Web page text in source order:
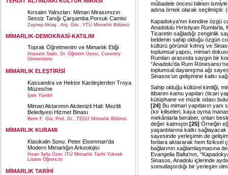
Kırsalın Yalnızları: Mimari Mirasımızın
Sessiz Tanığı Çarşamba Porsuk Camisi
Zeynep Aktaş , Arş. Gör., YTÜ Mimarlık Bölümü
MİMARLIK-DEMOKRASİ-KATILIM
Toprak Öğretmenim ve Mimarlık Etiği
Hossein Sadri, Dr. Öğretim Üyesi, Coventry
Üniversitesi
MİMARLIK ELEŞTİRİSİ
Kassandra ve Hektor Kardeşlerden Troya
Müzesi’ne
İpek Yürekli
Mimari Aktarımın Akdenizli Hali: Mezitli
Belediyesi Hizmet Binası
Berin F. Gür, Prof. Dr., TEDÜ Mimarlık Bölümü
MİMARLIK KURAMI
Klasikalin Sonu: Peter Eisenman'da
Modern Mimarlığın Arkeolojisi
İhsan Sefa Özer, İTÜ Mimarlık Tarihi Yüksek
Lisans Öğrencisi
MİMARLIK TARİHİ
mübadele öncesi bilinen
adına örnek olarak seçilmiştir. (
Kapadokya’nın kendine özgü
Anadolulu Hıristiyan Rumlarla,
Ticaretin sağladığı zenginlik
beldenin sahip olduğu özgün
kültürü görünür kılmış ve
toplumsal yapısı, mimari
Rumları arasında saygın bir
“Anadolu’da Rum
toplumsal dayanışma ağı
Sinasos’un gelişimine katkı
Sahip olduğu kültürel kimliği,
itibaren kamu yapıları (ticari
kütüphane ve müzik odası
[24] Bu mimari yapıtların yanı
(kır kiliseleri, kaya oyma
mekânlarla beraber, onları
değer katmıştır.[25] Örneğin
yaşantılarına katkı
sayesinde yerleşimin de
fonlara aktararak hem fiziksel
bağlarının sağlamlaşmasına
Evangelia Balta’nın,
Sinasos, Anadolu içlerinde
somutlaştırdığı bir yerleşim